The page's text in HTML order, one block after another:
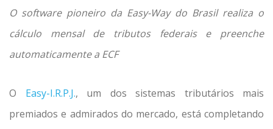
O software pioneiro da Easy-Way do Brasil realiza o
cálculo mensal de tributos federais e preenche
automaticamente a ECF
O Easy-I.R.P.J., um dos sistemas tributários mais
premiados e admirados do mercado, está completando